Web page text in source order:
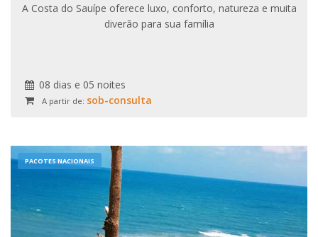
A Costa do Sauípe oferece luxo, conforto, natureza e muita
diverão para sua família
08 dias e 05 noites
A partir de: sob-consulta
PACOTES NACIONAIS